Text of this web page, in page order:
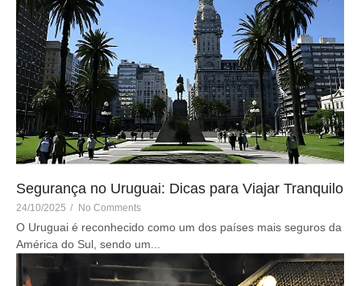
Segurança no Uruguai: Dicas para Viajar Tranquilo
24/10/2025 / No Comments
O Uruguai é reconhecido como um dos países mais seguros da
América do Sul, sendo um...